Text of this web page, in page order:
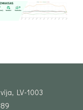
LV-1003